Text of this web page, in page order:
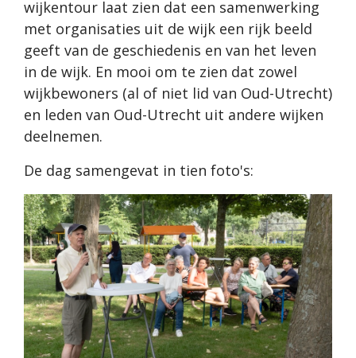
wijkentour laat zien dat een samenwerking
met organisaties uit de wijk een rijk beeld
geeft van de geschiedenis en van het leven
in de wijk. En mooi om te zien dat zowel
wijkbewoners (al of niet lid van Oud-Utrecht)
en leden van Oud-Utrecht uit andere wijken
deelnemen.
De dag samengevat in tien foto's: